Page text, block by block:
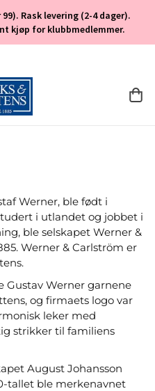
Rask levering (2-4 dager).
kjøp for klubbmedlemmer.
Werner, ble født i
i utlandet og jobbet i
ble selskapet Werner &
Werner & Carlström er
Gustav Werner garnene
og firmaets logo var
leker med
strikker til familiens
August Johansson
tallet ble merkenavnet